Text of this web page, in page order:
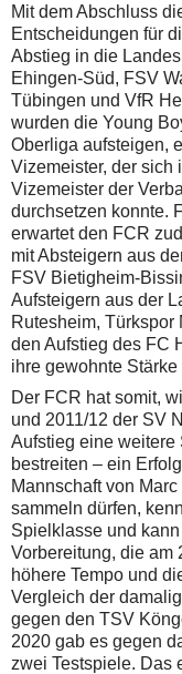
Mit dem Abschluss
Entscheidungen für
Abstieg in die
Ehingen-Süd, FSV
Tübingen und VfR
wurden die Young
Oberliga aufsteigen,
Vizemeister, der sich
Vizemeister der
durchsetzen konnte.
erwartet den FCR
mit Absteigern aus
FSV Bietigheim-
Aufsteigern aus der
Rutesheim,
den Aufstieg des FC
ihre gewohnte
Der FCR hat somit,
und 2011/12 der SV
Aufstieg eine weitere
bestreiten – ein
Mannschaft von
sammeln dürfen,
Spielklasse und
Vorbereitung, die am
höhere Tempo und
Vergleich der
gegen den TSV
2020 gab es gegen
zwei Testspiele. Das